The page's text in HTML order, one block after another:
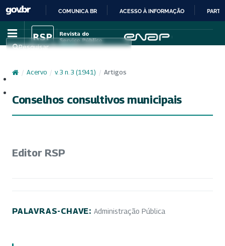
IR
PARA
CONTEÚDO
COMUNICA BR ACESSO À INFORMAÇÃO
Pesquisar
/ Acervo / v. 3 n. 3 (1941) / Artigos
Conselhos consultivos municipais
Editor RSP
PALAVRAS-CHAVE: Administração Pública